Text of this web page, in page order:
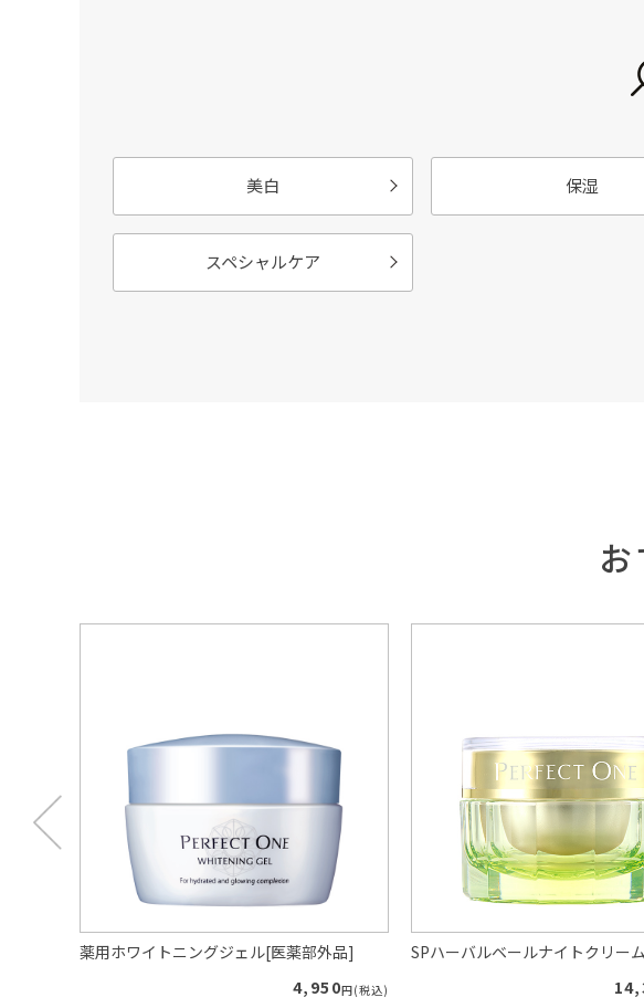
美白 保湿
スペシャルケア
薬用ホワイトニングジェル[医薬部外品]
4,950円(税込)
SPハーバルベールナイトクリーム